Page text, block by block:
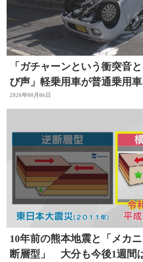
「ガチャーンという衝突音
び声」軽乗用車が普通乗用
転 周囲騒然 大分
2026年08月06日
10年前の熊本地震と「メカ
断層型」 大分も今後1週間